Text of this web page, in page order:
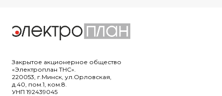
Закрытое акционерное общество
«Электроплан ТНС».
220053, г.Минск, ул.Орловская,
д.40, пом.1, ком.8.
УНП 192439045